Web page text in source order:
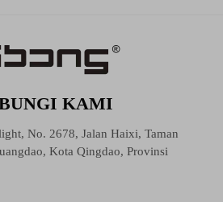
KAMI
No. 2678, Jalan Haixi, Taman
Kota Qingdao, Provinsi